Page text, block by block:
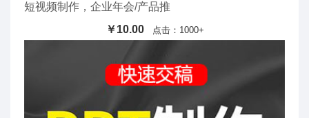
短视频制作，企业年会/产品推
￥10.00
点击：1000+